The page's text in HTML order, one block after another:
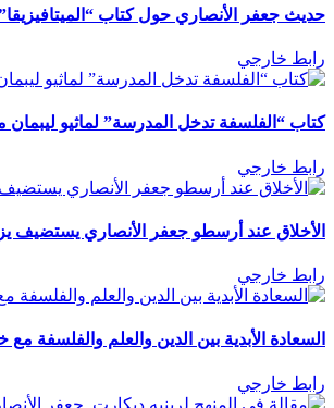
حديث جعفر الأنصاري حول كتاب
رابط خارجي
كتاب “الفلسفة تدخل المدرسة” لماثيو ليبمان
رابط خارجي
الأخلاق عند أرسطو جعفر الأنصاري يستضيف
رابط خارجي
السعادة الأبدية بين الدين والعلم والفلسفة مع
رابط خارجي